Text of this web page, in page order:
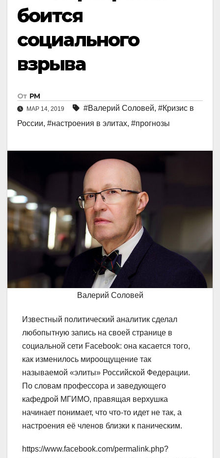
боится
социального
взрыва
От РМ
МАР 14, 2019 #Валерий Соловей, #Кризис в
России, #настроения в элитах, #прогнозы
Валерий Соловей
Известный политический аналитик сделал
любопытную запись на своей странице в
социальной сети Facebook: она касается того,
как изменилось мироощущение так
называемой «элиты» Российской Федерации.
По словам профессора и заведующего
кафедрой МГИМО, правящая верхушка
начинает понимает, что что-то идет не так, а
настроения её членов близки к паническим.
https://www.facebook.com/permalink.php?